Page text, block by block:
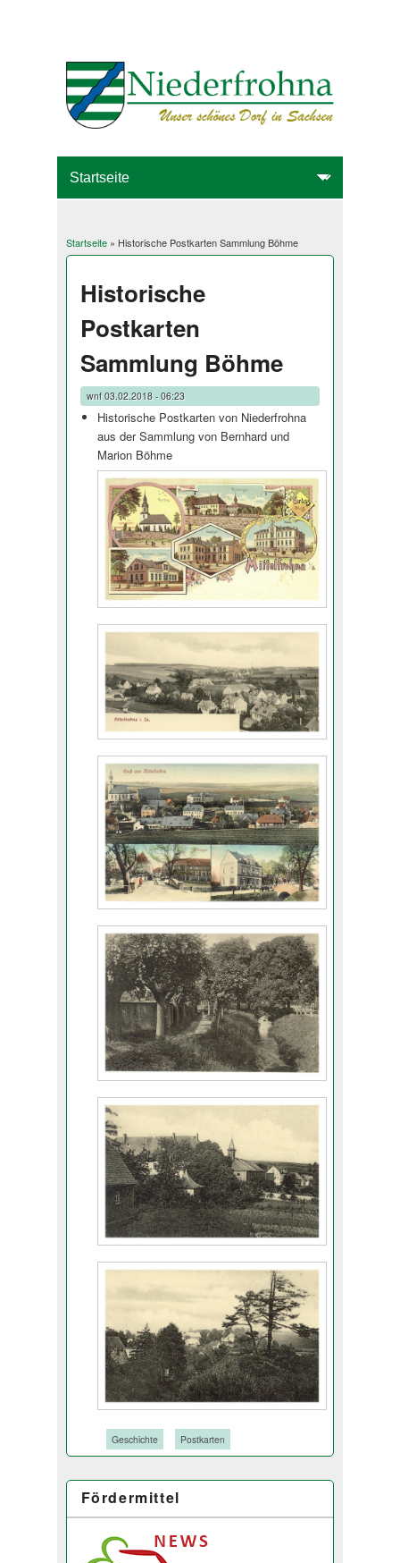
Sie sind hier
Startseite» Historische Postkarten Sammlung Böhme
Historische
Postkarten
Sammlung Böhme
wnf03.02.2018 - 06:23
Historische Postkarten von Niederfrohna
aus der Sammlung von Bernhard und
Marion Böhme
Geschichte Postkarten
Fördermittel